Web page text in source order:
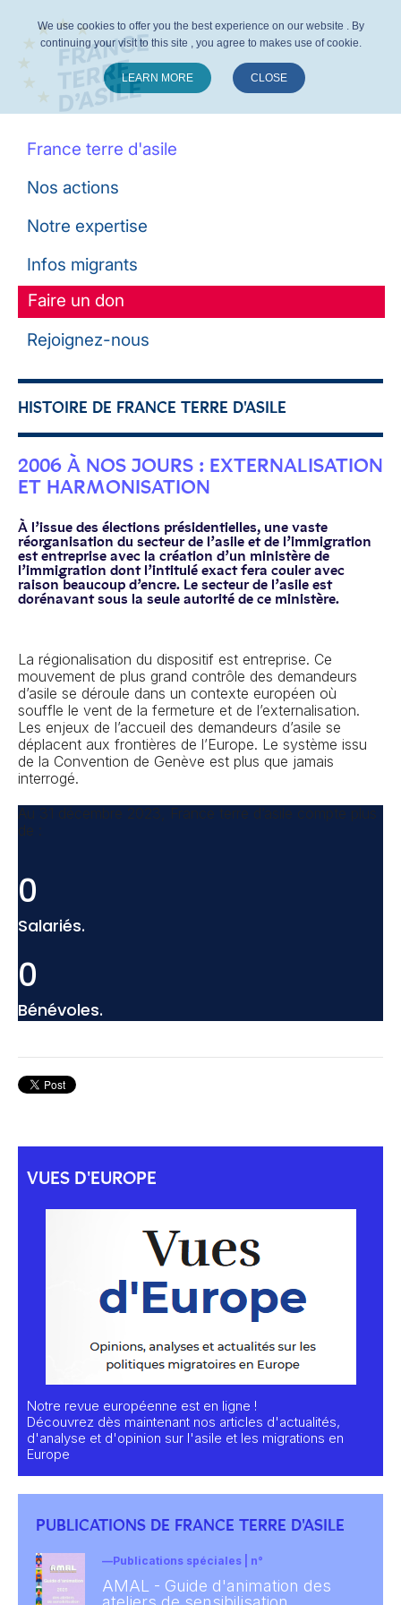
France terre d'asile
Nos actions
Notre expertise
Infos migrants
Faire un don
Rejoignez-nous
HISTOIRE DE FRANCE TERRE D'ASILE
2006 À NOS JOURS : EXTERNALISATION
ET HARMONISATION
À l’issue des élections présidentielles, une vaste
réorganisation du secteur de l’asile et de l’immigration
est entreprise avec la création d’un ministère de
l’immigration dont l’intitulé exact fera couler avec
raison beaucoup d’encre. Le secteur de l’asile est
dorénavant sous la seule autorité de ce ministère.
La régionalisation du dispositif est entreprise. Ce
mouvement de plus grand contrôle des demandeurs
d’asile se déroule dans un contexte européen où
souffle le vent de la fermeture et de l’externalisation.
Les enjeux de l’accueil des demandeurs d’asile se
déplacent aux frontières de l’Europe. Le système issu
de la Convention de Genève est plus que jamais
interrogé.
Au 31 décembre 2023, France terre d’asile compte plus
de :
0
Salariés.
0
Bénévoles.
VUES D'EUROPE
Notre revue européenne est en ligne !
Découvrez dès maintenant nos articles d'actualités,
d'analyse et d'opinion sur l'asile et les migrations en
Europe
PUBLICATIONS DE FRANCE TERRE D'ASILE
Publications spéciales | n°
AMAL - Guide d'animation des
We use cookies to offer you the best experience on our website . By
continuing your visit to this site , you agree to makes use of cookie.
LEARN MORE CLOSE